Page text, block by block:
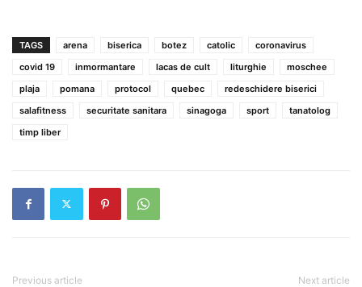
TAGS arena biserica botez catolic
coronavirus
covid 19
inmormantare lacas de cult liturghie
moschee
plaja
pomana protocol quebec
redeschidere biserici
salafitness
securitate sanitara sinagoga sport
tanatolog
timp liber
Previous article Next article